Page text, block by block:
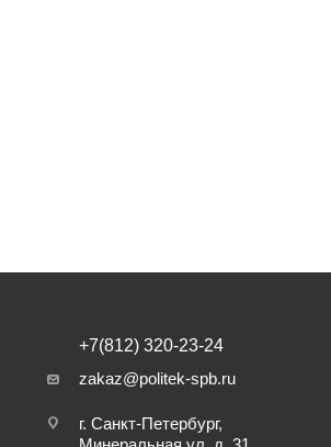
+7(812) 320-23-24
zakaz@politek-spb.ru
г. Санкт-Петербург,